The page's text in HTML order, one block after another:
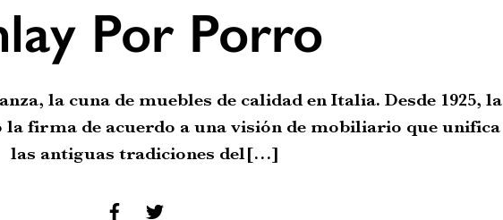
Por Porro
la cuna de muebles de calidad en Italia. Desde 1925, la
firma de acuerdo a una visión de mobiliario que unifica
las antiguas tradiciones del[…]